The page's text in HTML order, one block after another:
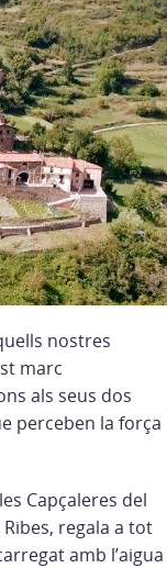
nostres
marc
als seus dos
perceben la força
Capçaleres del
regala a tot
amb l’aigua